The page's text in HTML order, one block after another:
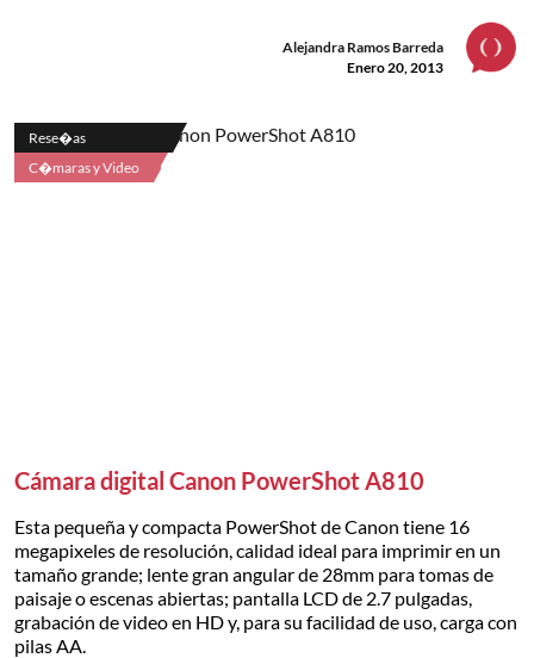
Alejandra Ramos Barreda
Enero 20, 2013
Rese�as
C�maras y Video
Cámara digital Canon PowerShot A810
Esta pequeña y compacta PowerShot de Canon tiene 16
megapixeles de resolución, calidad ideal para imprimir en un
tamaño grande; lente gran angular de 28mm para tomas de
paisaje o escenas abiertas; pantalla LCD de 2.7 pulgadas,
grabación de video en HD y, para su facilidad de uso, carga con
pilas AA.